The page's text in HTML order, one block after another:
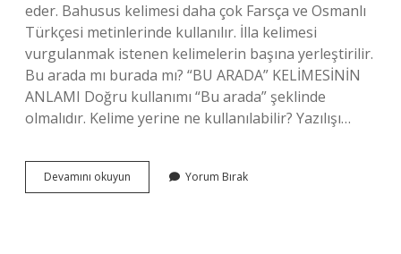
eder. Bahusus kelimesi daha çok Farsça ve Osmanlı
Türkçesi metinlerinde kullanılır. İlla kelimesi
vurgulanmak istenen kelimelerin başına yerleştirilir.
Bu arada mı burada mı? “BU ARADA” KELİMESİNİN
ANLAMI Doğru kullanımı “Bu arada” şeklinde
olmalıdır. Kelime yerine ne kullanılabilir? Yazılışı…
Devamını okuyun Birtakım
Yerine
Yorum Bırak